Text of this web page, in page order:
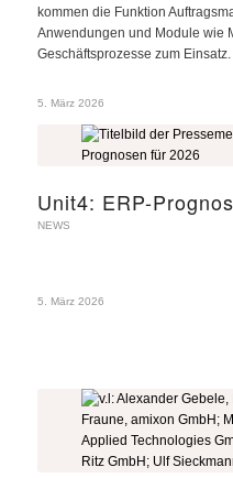
kommen die Funktion
Anwendungen und Module wie
Geschäftsprozesse zum Einsatz.
5. März 2026
Unit4: ERP-
NEWS
5. März 2026